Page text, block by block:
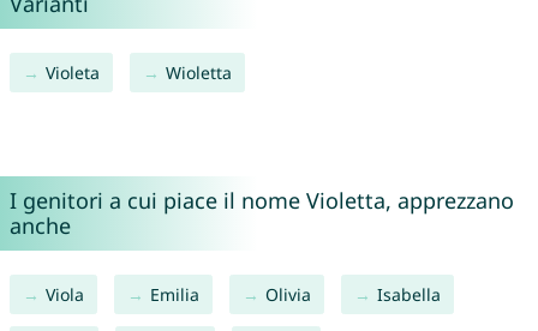
Violeta Wioletta
I genitori a cui piace il nome Violetta, apprezzano
anche
Viola Emilia Olivia Isabella